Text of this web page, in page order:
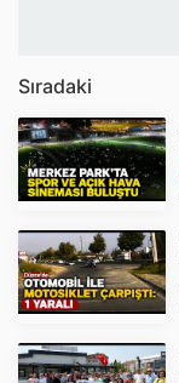
Sıradaki